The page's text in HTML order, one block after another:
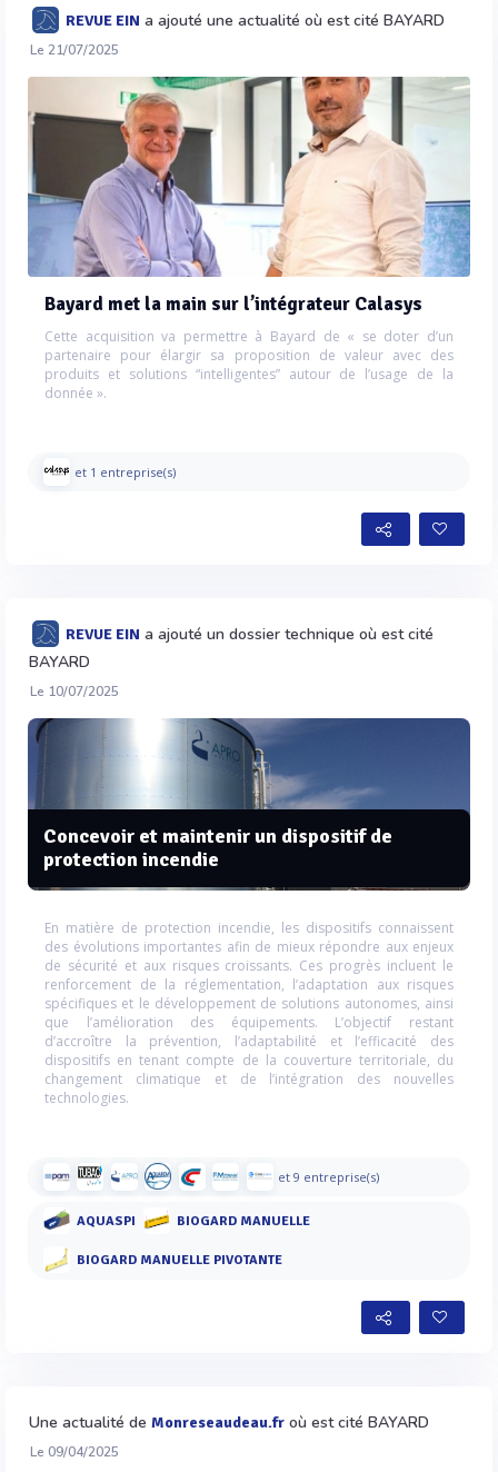
REVUE EIN a ajouté une actualité où est cité BAYARD
Le 21/07/2025
Bayard met la main sur l’intégrateur Calasys
Cette acquisition va permettre à Bayard de « se doter d’un
partenaire pour élargir sa proposition de valeur avec des
produits et solutions “intelligentes” autour de l’usage de la
donnée ».
et 1 entreprise(s)
REVUE EIN a ajouté un dossier technique où est cité
BAYARD
Le 10/07/2025
Concevoir et maintenir un dispositif de
protection incendie
En matière de protection incendie, les dispositifs connaissent
des évolutions importantes afin de mieux répondre aux enjeux
de sécurité et aux risques croissants. Ces progrès incluent le
renforcement de la réglementation, l’adaptation aux risques
spécifiques et le développement de solutions autonomes, ainsi
que l’amélioration des équipements. L’objectif restant
d’accroître la prévention, l’adaptabilité et l’efficacité des
dispositifs en tenant compte de la couverture territoriale, du
changement climatique et de l’intégration des nouvelles
technologies.
et 9 entreprise(s)
AQUASPI BIOGARD MANUELLE
BIOGARD MANUELLE PIVOTANTE
Une actualité de Monreseaudeau.fr où est cité BAYARD
Le 09/04/2025